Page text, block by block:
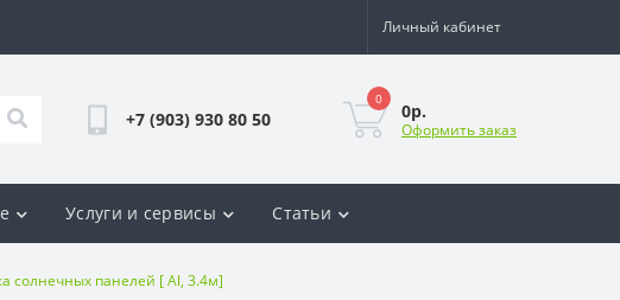
Личный кабинет
+7 (903) 930 80 50
0
0р.
Оформить заказ
Услуги и сервисы Статьи
солнечных панелей [ Al, 3.4м]